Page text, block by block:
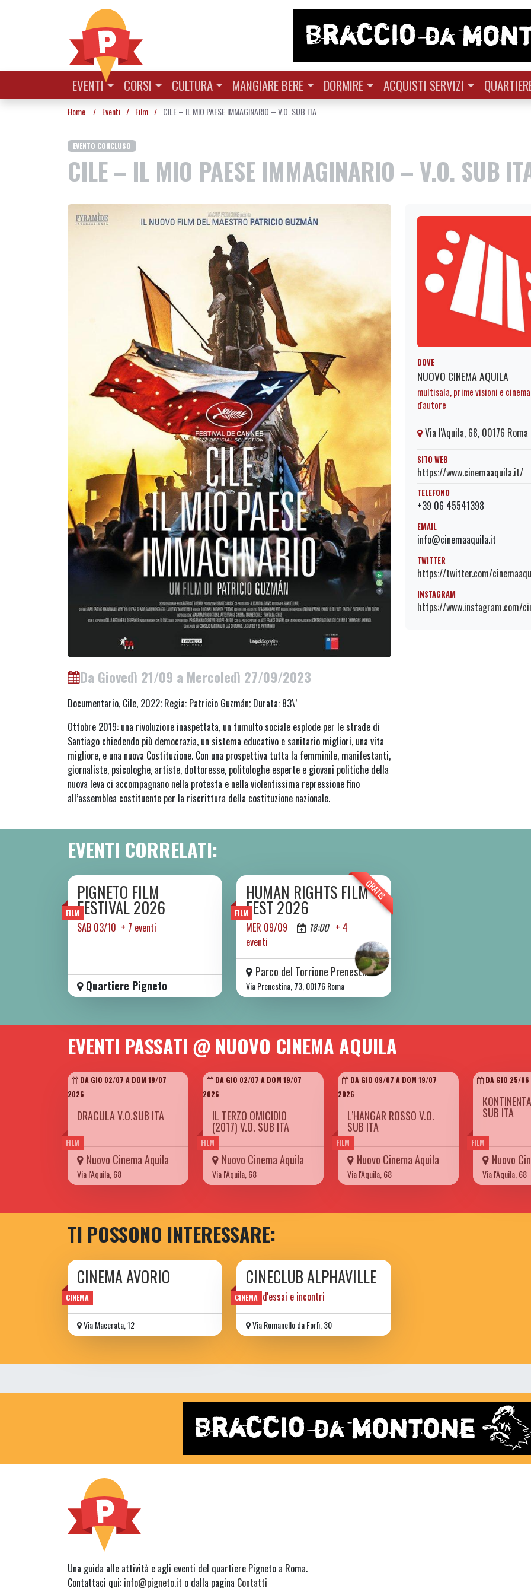
EVENTI CORSI CULTURA MANGIARE BERE DORMIRE ACQUISTI SERVIZI
Home / Eventi / Film / CILE – IL MIO PAESE IMMAGINARIO – V.O. SUB ITA
EVENTO CONCLUSO
CILE – IL MIO PAESE IMMAGINARIO – V.O. SUB
Da Giovedì 21/09 a Mercoledì 27/09/2023
Documentario, Cile, 2022; Regia: Patricio Guzmán; Durata: 83\’
Ottobre 2019: una rivoluzione inaspettata, un tumulto sociale esplode per le strade di
Santiago chiedendo più democrazia, un sistema educativo e sanitario migliori, una vita
migliore, e una nuova Costituzione. Con una prospettiva tutta la femminile, manifestanti,
giornaliste, psicologhe, artiste, dottoresse, politologhe esperte e giovani politiche della
nuova leva ci accompagnano nella protesta e nella violentissima repressione fino
all’assemblea costituente per la riscrittura della costituzione nazionale.
DOVE
NUOVO CINEMA AQUILA
multisala, prime visioni e cinema
d'autore
Via l'Aquila, 68, 00176 Roma
SITO WEB
https://www.cinemaaquila.it/
TELEFONO
+39 06 45541398
EMAIL
info@cinemaaquila.it
TWITTER
https://twitter.com/
INSTAGRAM
https://www.instagram.com/
EVENTI CORRELATI:
FILM
DA SAB 03/10 A SAB 10/10 2026
PIGNETO FILM
FESTIVAL 2026
SAB 03/10 + 7 eventi
Quartiere Pigneto
FILM
GRATIS
DA MER 09/09 A DOM 13/09 2026
HUMAN RIGHTS FILM
FEST 2026
MER 09/09 18:00 + 4
eventi
Parco del Torrione Prenestino
Via Prenestina, 73, 00176 Roma
EVENTI PASSATI @ NUOVO CINEMA AQUILA
FILM
DA GIO 02/07 A DOM 19/07
2026
DRACULA V.O.SUB ITA
Nuovo Cinema Aquila
Via l'Aquila, 68
FILM
DA GIO 02/07 A DOM 19/07
2026
IL TERZO OMICIDIO
(2017) V.O. SUB ITA
Nuovo Cinema Aquila
Via l'Aquila, 68
FILM
DA GIO 09/07 A DOM 19/07
2026
L’HANGAR ROSSO V.O.
SUB ITA
Nuovo Cinema Aquila
Via l'Aquila, 68
FILM
DA GIO 25/
SUB ITA
Nuovo
Via l'Aquila, 68
TI POSSONO INTERESSARE:
CINEMA
CINEMA AVORIO
Via Macerata, 12
CINEMA
CINECLUB ALPHAVILLE
film d'essai e incontri
Via Romanello da Forlì, 30
Una guida alle attività e agli eventi del quartiere Pigneto a Roma.
Contattaci qui: info@pigneto.it o dalla pagina Contatti